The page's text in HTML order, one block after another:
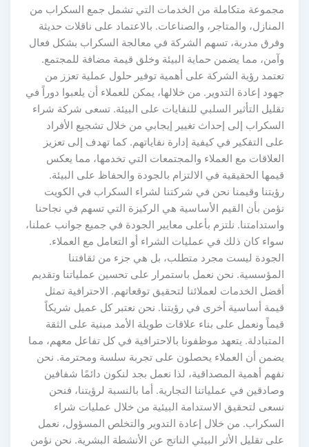
مجموعة متكاملة من الخدمات التي تشمل جمع السكراب من
المنازل، والمتاجر، والصناعات. بالاعتماد على ناقلات حديثة
وفرق مدربة، تسهم الشركة في معالجة السكراب بشكل فعال
وآمن، مما يضمن حماية البيئة وخلق قيمة مضافة للمجتمع.
تعتمد رؤية الشركة على أهمية توفير حلول عملية تعزز من
جهود إعادة التدوير. من خلالها، يمكن للعملاء أن يلعبوا دوراً في
تقليل التأثير السلبي للنفايات على البيئة. تسعى شركة شراء
السكراب إلى إحداث تغيير إيجابي من خلال تشجيع الأفراد
على التفكير في كيفية إدارة نفاياتهم. كما تهدف إلى تعزيز
العلاقات مع العملاء والمجتمعات التي تخدمها، مما يعكس
قيمها الحقيقية في الالتزام بالجودة والحفاظ على البيئة.
رؤيتنا وقيمنا نحن في شركتنا لشراء السكراب في الكويت
نؤمن بأن القيم الأساسية هي الركيزة التي تسهم في نجاحنا
واستدامتنا. نلتزم بأعلى معايير الجودة في جميع جوانب عملنا،
سواء كان ذلك في عمليات الشراء أو التعامل مع العملاء.
الجودة ليست مجرد متطلب، بل هي جزء من ثقافتنا
المؤسسية. نحن نعمل باستمرار على تحسين عملياتنا وتقديم
أفضل الخدمات لعملائنا لتحقيق توقعاتهم. الاحترافية تمثل
قيمة أساسية أخرى في رؤيتنا. نحن نعتبر كل عميل شريكاً
قيماً ونعمل على بناء علاقات طويلة الأمد مبنية على الثقة
المتبادلة. يتعهد موظفونا بالاحترافية في كل تفاعل معهم، مما
يضمن أن العملاء يحصلون على تجربة سلسة ومحترمة. نحن
نفهم أهمية المصداقية، لذا نعمل بجد لنكون دائمًا شفافين
وصادقين في عملياتنا التجارية. أما بالنسبة لرؤيتنا، فنحن
نسعى لتحقيق الاستدامة البيئية من خلال عمليات شراء
السكراب. من خلال إعادة التدوير والتخلص المسؤول، نعمل
على تقليل الأثر البيئي الناتج عن الأنشطة البشرية. نحن نؤمن